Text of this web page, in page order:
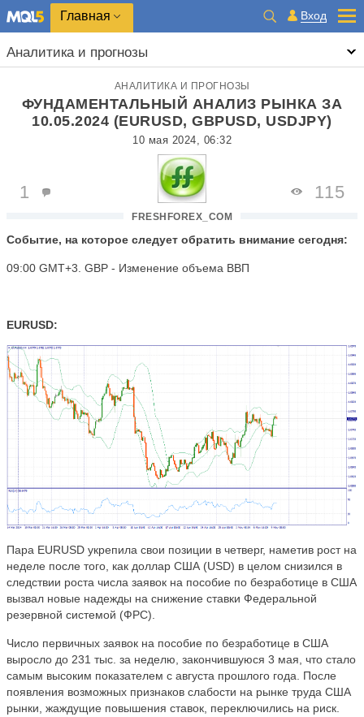
Главная Вход
Аналитика и прогнозы
АНАЛИТИКА И ПРОГНОЗЫ
ФУНДАМЕНТАЛЬНЫЙ АНАЛИЗ РЫНКА ЗА
10.05.2024 (EURUSD, GBPUSD, USDJPY)
10 мая 2024, 06:32
FRESHFOREX_COM
1 115
Событие, на которое следует обратить внимание сегодня:
09:00 GMT+3. GBP - Изменение объема ВВП
EURUSD:
Пара EURUSD укрепила свои позиции в четверг, наметив рост на
неделе после того, как доллар США (USD) в целом снизился в
следствии роста числа заявок на пособие по безработице в США
вызвал новые надежды на снижение ставки Федеральной
резервной системой (ФРС).
Число первичных заявок на пособие по безработице в США
выросло до 231 тыс. за неделю, закончившуюся 3 мая, что стало
самым высоким показателем с августа прошлого года. После
появления возможных признаков слабости на рынке труда США
рынки, жаждущие повышения ставок, переключились на риск.